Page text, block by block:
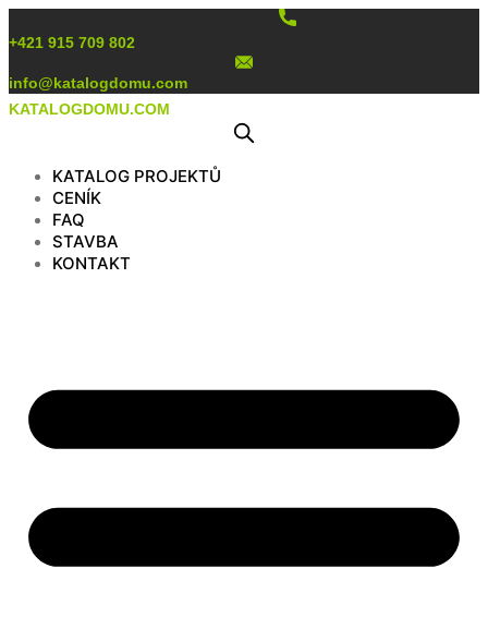
obsah
+421 915 709 802
info@katalogdomu.com
KATALOGDOMU.COM
KATALOG PROJEKTŮ
CENÍK
FAQ
STAVBA
KONTAKT